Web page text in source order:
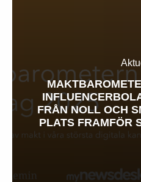
FRÅN NOLL OCH
PLATS FRAMFÖR